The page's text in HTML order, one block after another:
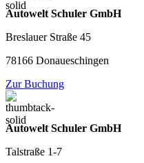
Autowelt Schuler GmbH
Breslauer Straße 45
78166 Donaueschingen
Zur Buchung
Autowelt Schuler GmbH
Talstraße 1-7